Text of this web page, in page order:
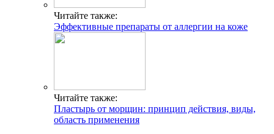
Читайте также:
Эффективные препараты от аллергии на коже
Читайте также:
Пластырь от морщин: принцип действия, виды,
область применения